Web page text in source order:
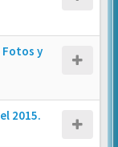
Fotos y
2015.